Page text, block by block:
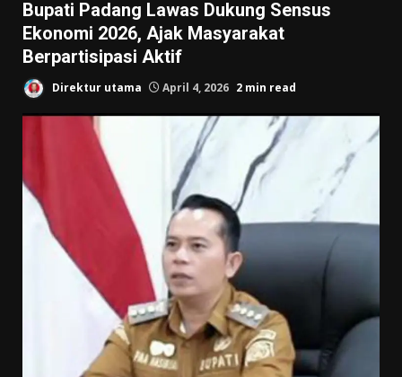
Bupati Padang Lawas Dukung Sensus
Ekonomi 2026, Ajak Masyarakat
Berpartisipasi Aktif
Direktur utama April 4, 2026 2 min read